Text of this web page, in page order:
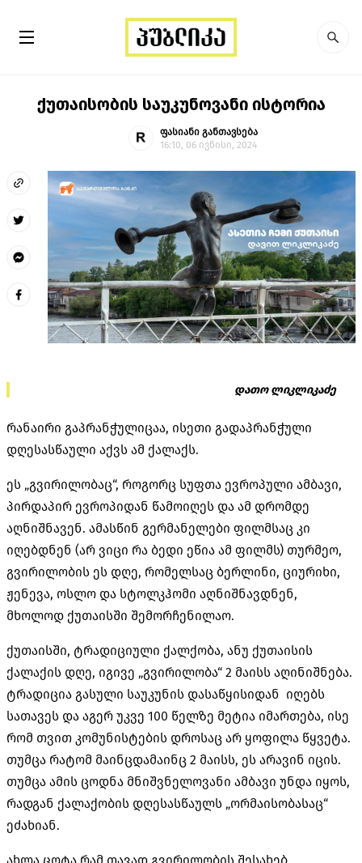
ქუთაისობის საუკუნოვანი ისტორია
ფასიანი განთავსება
16:10, 06 ივნისი, 2024
დათო ლიკლიკაძე
რანაირი გაპრანჭულიცაა, ისეთი გადაპრანჭული
დღესასწაული აქვს ამ ქალაქს.
ეს „გვირილობაც“, როგორც სუფთა ევროპული ამბავი,
პირდაპირ ევროპიდან წამოიღეს და ამ დრომდე
აღნიშნავენ. ამასწინ გერმანელები ფილმსაც კი
იღებდნენ (არ ვიცი რა ბედი ეწია ამ ფილმს) თურმეო,
გვირილობის ეს დღე, რომელსაც ბერლინი, ციურიხი,
ჟენევა, ოსლო და სტოლკჰომი აღნიშნავდნენ,
მხოლოდ ქუთაისში შემორჩენილაო.
ქუთაისში, ტრადიციული ქალქობა, ანუ ქუთაისის
ქალაქის დღე, იგივე „გვირილობა“ 2 მაისს აღინიშნება.
ტრადიცია გასული საუკუნის დასაწყისიდან იღებს
სათავეს და აგერ უკვე 100 წელზე მეტია იმართება, ისე
რომ თვით კომუნისტების დროსაც არ ყოფილა წყვეტა.
თუმცა რატომ მაინცდამაინც 2 მაისს, ეს არავინ იცის.
თუმცა ამის ცოდნა მნიშვნელოვანი ამბავი უნდა იყოს,
რადგან ქალაქობის დღესასწაულს „ორმაისობასაც“
ეძახიან.
ახლა ცოტა რამ თავად გვირილობის შესახებ.